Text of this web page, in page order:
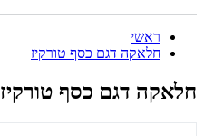
ראשי
חלאקה דגם כסף טורקיז
חלאקה דגם כסף טורקיז